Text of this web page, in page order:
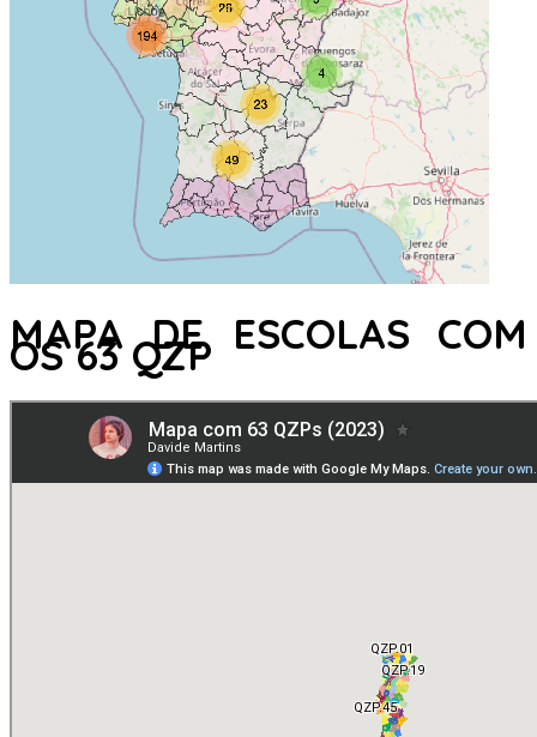
MAPA DE ESCOLAS COM
OS 63 QZP